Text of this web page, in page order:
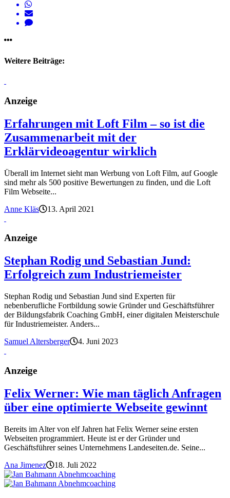
Weitere Beiträge:
Anzeige
Erfahrungen mit Loft Film – so ist die
Zusammenarbeit mit der
Erklärvideoagentur wirklich
Überall im Internet sieht man Werbung von Loft Film, auf Google
sind mehr als 500 positive Bewertungen zu finden, und die Loft
Film Webseite...
Anne Kläs
13. April 2021
Anzeige
Stephan Rodig und Sebastian Jund:
Erfolgreich zum Industriemeister
Stephan Rodig und Sebastian Jund sind Experten für
nebenberufliche Fortbildung sowie Gründer und Geschäftsführer
der Bildungsfabrik Coaching GmbH, einer digitalen Meisterschule
für Industriemeister. Anders...
Samuel Altersberger
4. Juni 2023
Anzeige
Felix Werner: Wie man täglich Anfragen
über eine optimierte Webseite gewinnt
Bereits im Alter von elf Jahren hat Felix Werner seine ersten
Webseiten programmiert. Heute ist er der Gründer und
Geschäftsführer seines Unternehmens Landeseiten.de. Seine...
Ana Jimenez
18. Juli 2022